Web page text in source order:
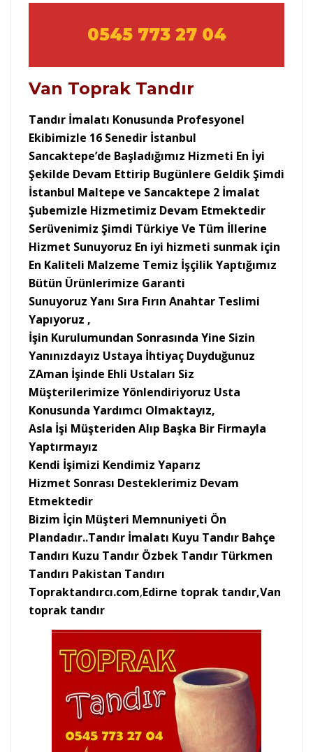
0545 773 27 04
Van Toprak Tandır
Tandır İmalatı Konusunda Profesyonel
Ekibimizle 16 Senedir İstanbul
Sancaktepe’de Başladığımız Hizmeti En İyi
Şekilde Devam Ettirip Bugünlere Geldik Şimdi
İstanbul Maltepe ve Sancaktepe 2 İmalat
Şubemizle Hizmetimiz Devam Etmektedir
Serüvenimiz Şimdi Türkiye Ve Tüm İllerine
Hizmet Sunuyoruz En iyi hizmeti sunmak için
En Kaliteli Malzeme Temiz İşçilik Yaptığımız
Bütün Ürünlerimize Garanti
Sunuyoruz Yanı Sıra Fırın Anahtar Teslimi
Yapıyoruz ,
İşin Kurulumundan Sonrasında Yine Sizin
Yanınızdayız Ustaya İhtiyaç Duyduğunuz
ZAman İşinde Ehli Ustaları Siz
Müşterilerimize Yönlendiriyoruz Usta
Konusunda Yardımcı Olmaktayız,
Asla İşi Müşteriden Alıp Başka Bir Firmayla
Yaptırmayız
Kendi İşimizi Kendimiz Yaparız
Hizmet Sonrası Desteklerimiz Devam
Etmektedir
Bizim İçin Müşteri Memnuniyeti Ön
Plandadır..Tandır İmalatı Kuyu Tandır Bahçe
Tandırı Kuzu Tandır Özbek Tandır Türkmen
Tandırı Pakistan Tandırı
Topraktandırcı.com,Edirne toprak tandır,Van
toprak tandır